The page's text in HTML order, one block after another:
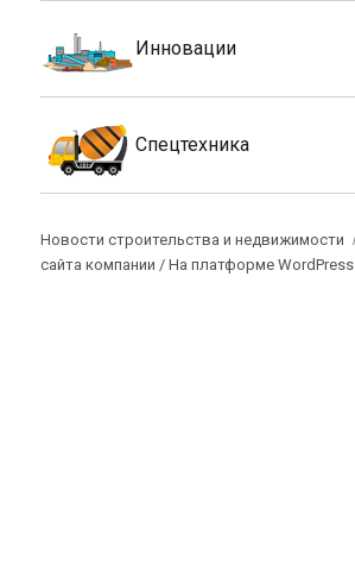
Инновации
Спецтехника
Новости строительства и недвижимости
сайта компании /На платформе WordPress